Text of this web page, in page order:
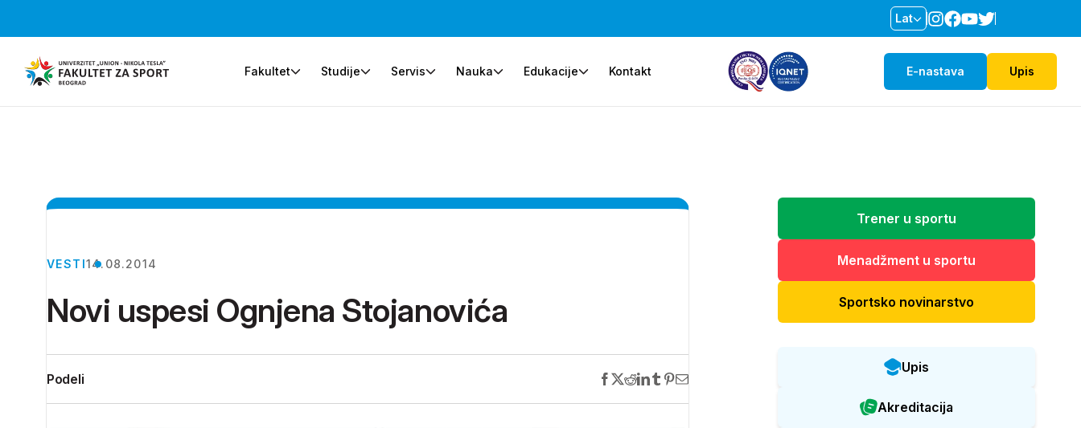
Lat
Fakultet Studije Servis Nauka Edukacije Kontakt E-nastava Upis
VESTI14.08.2014
Novi uspesi Ognjena Stojanovića
Podeli
Trener u sportu
Menadžment u sportu
Sportsko novinarstvo
Upis
Akreditacija